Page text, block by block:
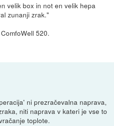
velik box in not en velik hepa
zunanji zrak."
520.
ni prezračevalna naprava,
niti naprava v kateri je vse to
toplote.